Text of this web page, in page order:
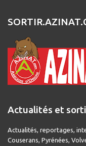
Actualités et
Actualités, reportages,
Couserans, Pyrénées,